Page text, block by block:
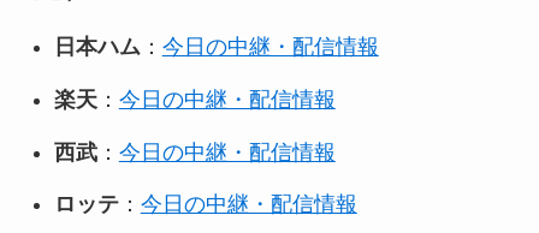
日本ハム ： 今日の中継・配信情報
楽天： 今日の中継・配信情報
西武： 今日の中継・配信情報
ロッテ： 今日の中継・配信情報